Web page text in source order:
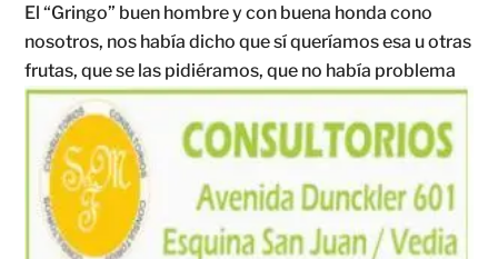
El “Gringo” buen hombre y con buena honda cono
nosotros, nos había dicho que sí queríamos esa u otras
frutas, que se las pidiéramos, que no había problema